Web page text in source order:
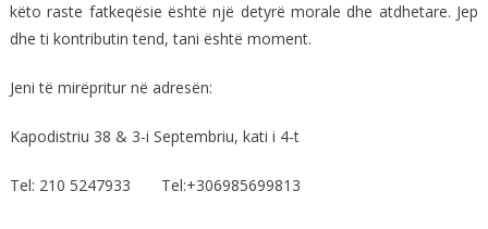
këto raste fatkeqësie është një detyrë morale dhe atdhetare. Jep
dhe ti kontributin tend, tani është moment.
Jeni të mirëpritur në adresën:
Kapodistriu 38 & 3-i Septembriu, kati i 4-t
Tel: 210 5247933 Tel:+306985699813